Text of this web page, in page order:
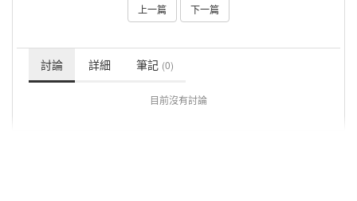
上一篇 下一篇
討論 詳細 筆記 (0)
目前沒有討論